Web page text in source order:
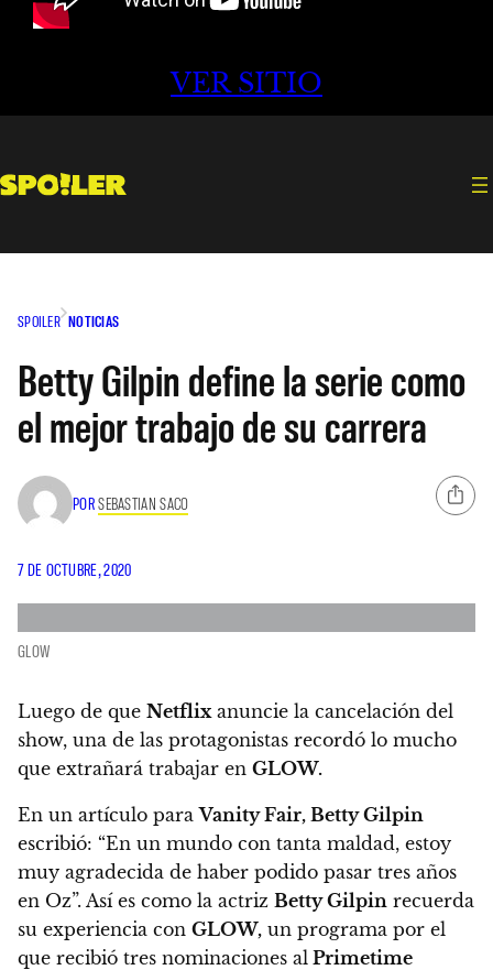
VER SITIO
SPOILER NOTICIAS
Betty Gilpin define la serie como
el mejor trabajo de su carrera
PORSEBASTIAN SACO
7 DE OCTUBRE, 2020
GLOW
Luego de que Netflix anuncie la cancelación del
show, una de las protagonistas recordó lo mucho
que extrañará trabajar en GLOW.
En un artículo paraVanity Fair, Betty Gilpin
escribió: “En un mundo con tanta maldad, estoy
muy agradecida de haber podido pasar tres años
en Oz”. Así es como la actriz Betty Gilpin recuerda
su experiencia con GLOW, un programa por el
que recibió tres nominaciones al Primetime